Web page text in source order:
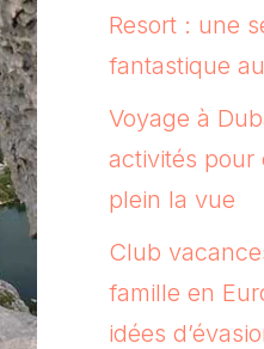
Resort : une
fantastique
Voyage à
activités pour
plein la vue
Club
famille en
idées